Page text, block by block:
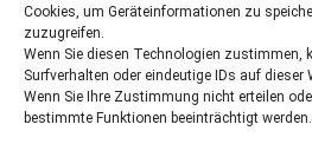
Cookies, um Geräteinformationen zu
zuzugreifen.
Wenn Sie diesen Technologien zustimmen,
Surfverhalten oder eindeutige IDs auf dieser
Wenn Sie Ihre Zustimmung nicht erteilen
bestimmte Funktionen beeinträchtigt werden.